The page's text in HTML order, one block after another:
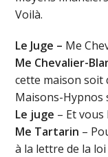
Voilà.
Le Juge – Me
Me Chevalier-
cette maison
Maisons-Hypnos
Le juge – Et
Me Tartarin –
à la lettre de la